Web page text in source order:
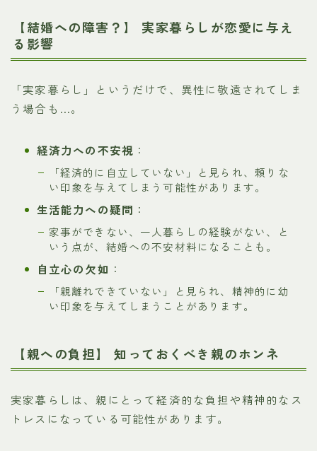
【結婚への障害？】 実家暮らしが恋愛に与え
る影響
「実家暮らし」というだけで、異性に敬遠されてしま
う場合も…。
経済力への不安視 ：
「経済的に自立していない」と見られ、頼りな
い印象を与えてしまう可能性があります。
生活能力への疑問 ：
家事ができない、一人暮らしの経験がない、と
いう点が、結婚への不安材料になることも。
自立心の欠如 ：
「親離れできていない」と見られ、精神的に幼
い印象を与えてしまうことがあります。
【親への負担】 知っておくべき親のホンネ
実家暮らしは、親にとって経済的な負担や精神的なス
トレスになっている可能性があります。